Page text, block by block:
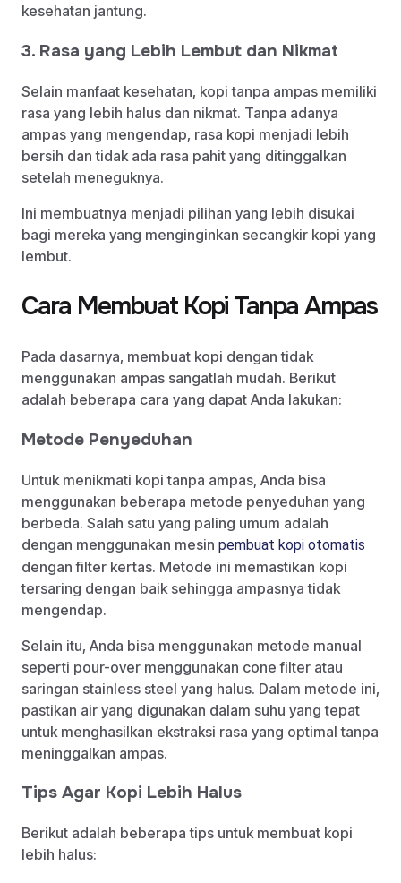
kesehatan jantung.
3. Rasa yang Lebih Lembut dan Nikmat
Selain manfaat kesehatan, kopi tanpa ampas memiliki
rasa yang lebih halus dan nikmat. Tanpa adanya
ampas yang mengendap, rasa kopi menjadi lebih
bersih dan tidak ada rasa pahit yang ditinggalkan
setelah meneguknya.
Ini membuatnya menjadi pilihan yang lebih disukai
bagi mereka yang menginginkan secangkir kopi yang
lembut.
Cara Membuat Kopi Tanpa Ampas
Pada dasarnya, membuat kopi dengan tidak
menggunakan ampas sangatlah mudah. Berikut
adalah beberapa cara yang dapat Anda lakukan:
Metode Penyeduhan
Untuk menikmati kopi tanpa ampas, Anda bisa
menggunakan beberapa metode penyeduhan yang
berbeda. Salah satu yang paling umum adalah
dengan menggunakan mesin pembuat kopi otomatis
dengan filter kertas. Metode ini memastikan kopi
tersaring dengan baik sehingga ampasnya tidak
mengendap.
Selain itu, Anda bisa menggunakan metode manual
seperti pour-over menggunakan cone filter atau
saringan stainless steel yang halus. Dalam metode ini,
pastikan air yang digunakan dalam suhu yang tepat
untuk menghasilkan ekstraksi rasa yang optimal tanpa
meninggalkan ampas.
Tips Agar Kopi Lebih Halus
Berikut adalah beberapa tips untuk membuat kopi
lebih halus: